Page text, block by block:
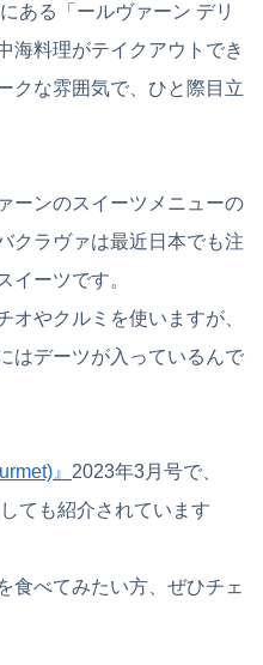
ある「ールヴァーン デリ
海料理がテイクアウトでき
クな雰囲気で、ひと際目立
ーンのスイーツメニューの
クラヴァは最近日本でも注
イーツです。
オやクルミを使いますが、
はデーツが入っているんで
』 2023年3月号で、
ても紹介されています
食べてみたい方、ぜひチェ